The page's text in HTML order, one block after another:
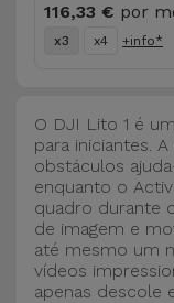
Tablet
Ver
tudo
116,33 € por
x3 x4 +info*
O DJI Lito 1 é
para iniciantes.
obstáculos
enquanto o
quadro durante
de imagem e
até mesmo um
vídeos
apenas descole